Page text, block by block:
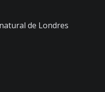
de Londres